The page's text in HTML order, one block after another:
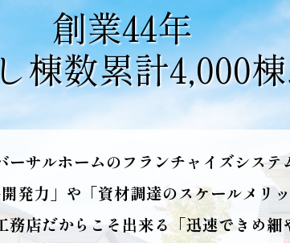
創業44年
棟数累計4,000
サルホームのフランチャイズシステ
発力」や「資材調達のスケールメリ
店だからこそ出来る「迅速できめ細